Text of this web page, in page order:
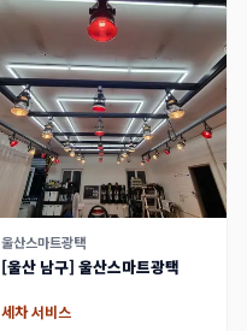
울산스마트광택
[울산 남구] 울산스마트광택
세차 서비스